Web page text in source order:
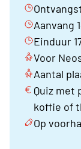
Aanvang
Einduur
Voor
Aantal
Quiz met
koffie of
Op